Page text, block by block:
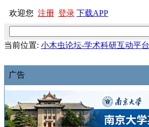
欢迎您 注册 登录 下载APP
当前位置: 小木虫论坛-学术科研互动平台
广告